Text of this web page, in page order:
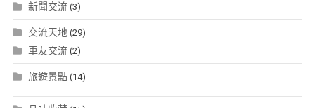
新聞交流(3)
交流天地(29)
車友交流(2)
旅遊景點(14)